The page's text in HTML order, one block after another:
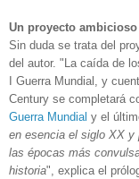
Un proyecto ambicioso
Sin duda se trata del
del autor. "La caída de
I Guerra Mundial, y
Century se completará
Guerra Mundial y el
en esencia el siglo XX y
las épocas más
historia", explica el